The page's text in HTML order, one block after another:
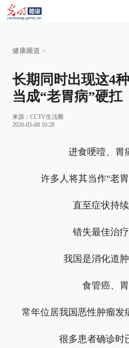
健康频道 >
长期同时出现这4
当成“老胃病”硬扛
来源： CCTV生活圈
2026-05-08 10:28
进食哽噎、胃
许多人将其当作“老
直至症状持
错失最佳治
我国是消化道
食管癌、
常年位居我国恶性肿瘤发
很多患者确诊时